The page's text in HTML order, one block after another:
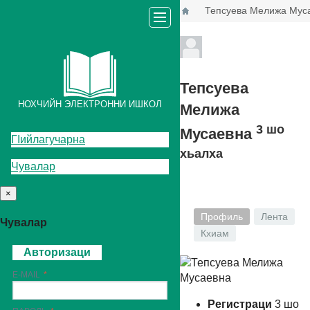
Тепсуева Мелижа
НОХЧИЙН ЭЛЕКТРОННИ ИШКОЛ
ГIийлагучарна
Чувалар
×
Чувалар
Авторизаци
E-MAIL
Тепсуева
Мелижа
Мусаевна 3 шо
хьалха
Профиль
Лента
Кхиам
Регистраци 3 шо